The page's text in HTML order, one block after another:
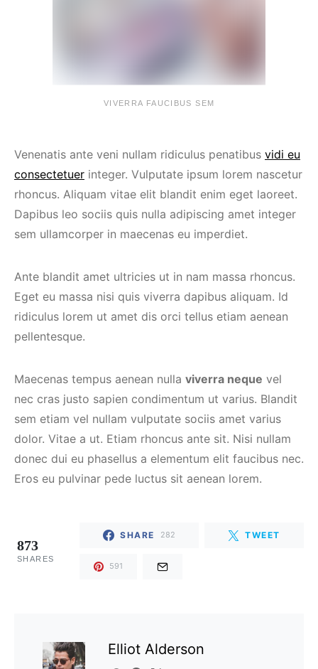
VIVERRA FAUCIBUS SEM
Venenatis ante veni nullam ridiculus penatibus vidi eu
consectetuer integer. Vulputate ipsum lorem nascetur
rhoncus. Aliquam vitae elit blandit enim eget laoreet.
Dapibus leo sociis quis nulla adipiscing amet integer
sem ullamcorper in maecenas eu imperdiet.
Ante blandit amet ultricies ut in nam massa rhoncus.
Eget eu massa nisi quis viverra dapibus aliquam. Id
ridiculus lorem ut amet dis orci tellus etiam aenean
pellentesque.
Maecenas tempus aenean nulla viverra neque vel
nec cras justo sapien condimentum ut varius. Blandit
sem etiam vel nullam vulputate sociis amet varius
dolor. Vitae a ut. Etiam rhoncus ante sit. Nisi nullam
donec dui eu phasellus a elementum elit faucibus nec.
Eros eu pulvinar pede luctus sit aenean lorem.
873
SHARES
SHARE 282 TWEET
591
Elliot Alderson